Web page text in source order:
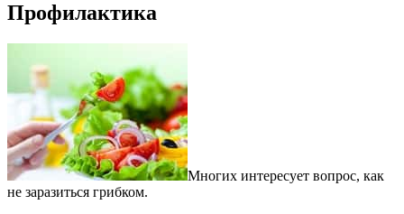
Профилактика
Многих интересует вопрос, как
не заразиться грибком.